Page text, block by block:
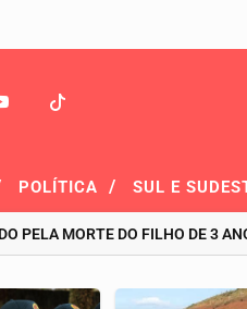
POLÍTICA / SUL E
MORTE DO FILHO DE 3 ANOS